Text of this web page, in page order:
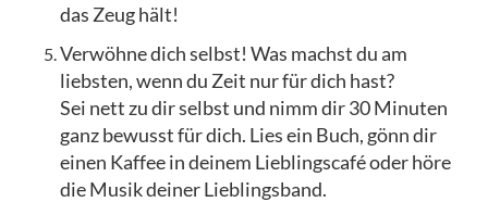
das Zeug hält!
Verwöhne dich selbst! Was machst du am
liebsten, wenn du Zeit nur für dich hast?
Sei nett zu dir selbst und nimm dir 30 Minuten
ganz bewusst für dich. Lies ein Buch, gönn dir
einen Kaffee in deinem Lieblingscafé oder höre
die Musik deiner Lieblingsband.